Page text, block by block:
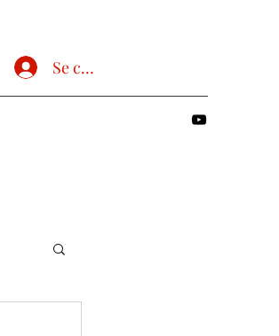
Se connecter